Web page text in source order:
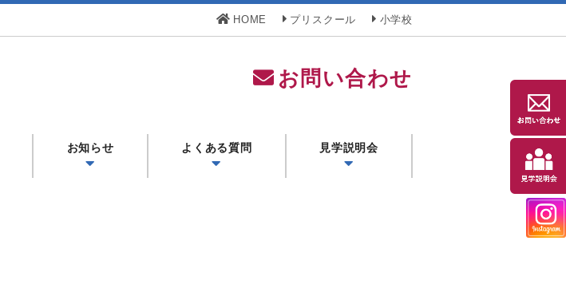
HOME プリスクール 小学校
お問い合わせ
お知らせ よくある質問 見学説明会